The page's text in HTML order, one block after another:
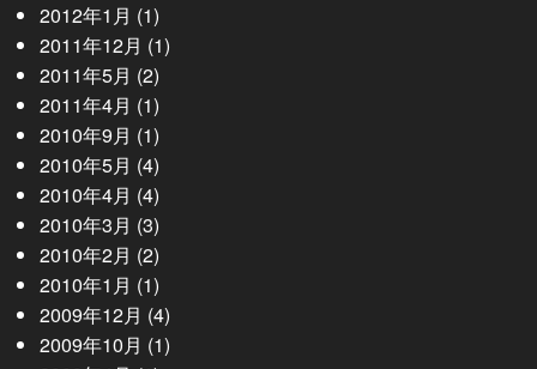
2012年1月 (1)
2011年12月 (1)
2011年5月 (2)
2011年4月 (1)
2010年9月 (1)
2010年5月 (4)
2010年4月 (4)
2010年3月 (3)
2010年2月 (2)
2010年1月 (1)
2009年12月 (4)
2009年10月 (1)